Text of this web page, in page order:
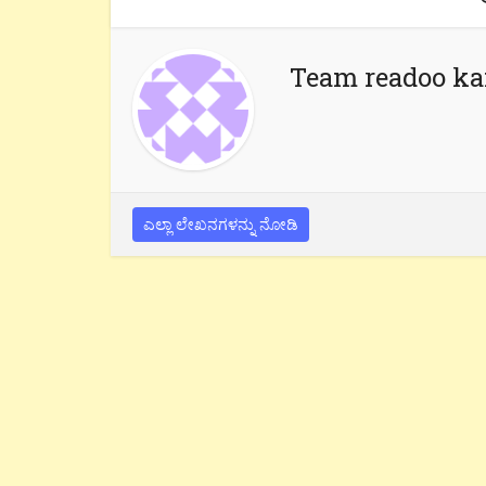
Team readoo
ಎಲ್ಲಾ ಲೇಖನಗಳನ್ನು ನೋಡಿ